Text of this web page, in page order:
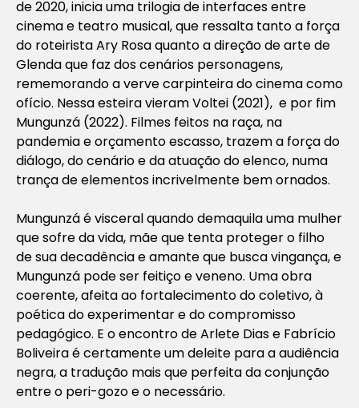
de 2020, inicia uma trilogia de interfaces entre
cinema e teatro musical, que ressalta tanto a força
do roteirista Ary Rosa quanto a direção de arte de
Glenda que faz dos cenários personagens,
rememorando a verve carpinteira do cinema como
ofício. Nessa esteira vieramVoltei (2021), e por fim
Mungunzá (2022). Filmes feitos na raça, na
pandemia e orçamento escasso, trazem a força do
diálogo, do cenário e da atuação do elenco, numa
trança de elementos incrivelmente bem ornados.
Mungunzáé visceral quando demaquila uma mulher
que sofre da vida, mãe que tenta proteger o filho
de sua decadência e amante que busca vingança, e
Mungunzá pode ser feitiço e veneno. Uma obra
coerente, afeita ao fortalecimento do coletivo, à
poética do experimentar e do compromisso
pedagógico. E o encontro de Arlete Dias e Fabrício
Boliveira é certamente um deleite para a audiência
negra, a tradução mais que perfeita da conjunção
entre o peri-gozo e o necessário.